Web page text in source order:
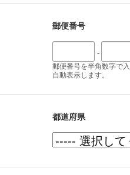
郵便番号
-
郵便番号を半角数字で
自動表示します。
都道府県